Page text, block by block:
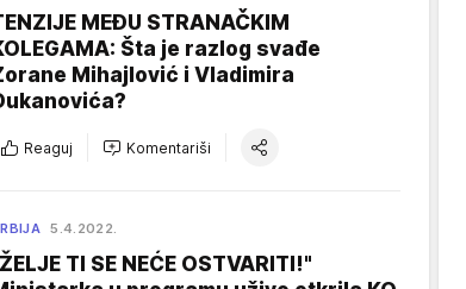
MEĐU STRANAČKIM
Šta je razlog svađe
Mihajlović i Vladimira
Reaguj Komentariši
5.4.2022.
TI SE NEĆE OSTVARITI!"